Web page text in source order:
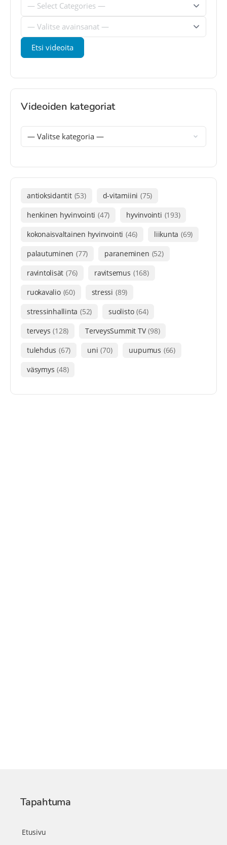
Videoiden kategoriat
antioksidantit (53) d-vitamiini (75)
henkinen hyvinvointi (47) hyvinvointi (193)
kokonaisvaltainen hyvinvointi (46) liikunta (69)
palautuminen (77) paraneminen (52)
ravintolisät (76) ravitsemus (168)
ruokavalio (60) stressi (89)
stressinhallinta (52) suolisto (64)
terveys (128) TerveysSummit TV (98)
tulehdus (67) uni (70) uupumus (66)
väsymys (48)
Tapahtuma
Etusivu